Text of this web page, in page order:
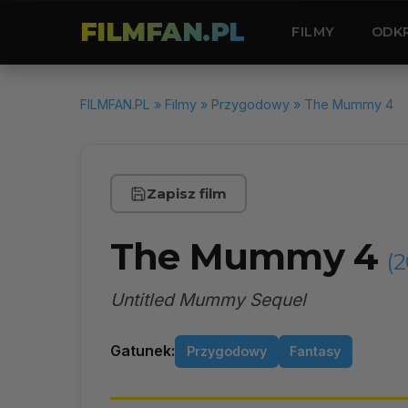
FILMFAN.PL FILMY
FILMFAN.PL » Filmy » Przygodowy » The Mummy 4
Zapisz film
The Mummy 4
Untitled Mummy Sequel
Gatunek: Przygodowy Fantasy